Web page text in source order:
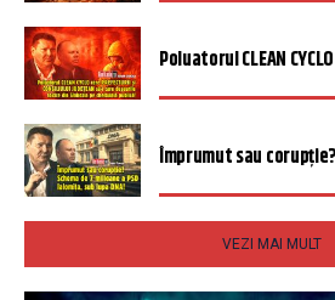
Poluatorul CLEAN
Împrumut sau
VEZI MAI MULT